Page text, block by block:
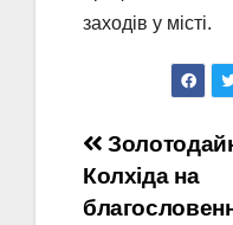
заходів у місті.
записів
Колхіда на